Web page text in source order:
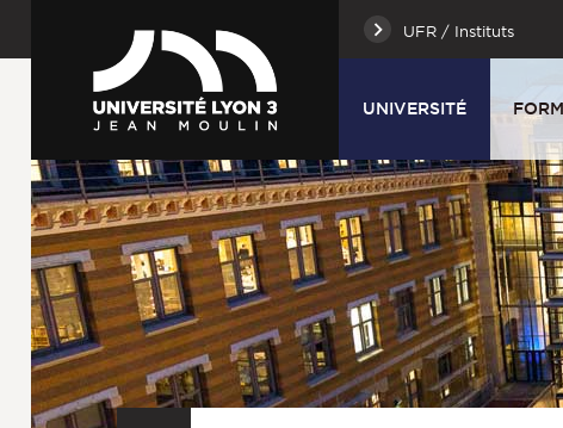
UFR / Instituts
UNIVERSITÉ